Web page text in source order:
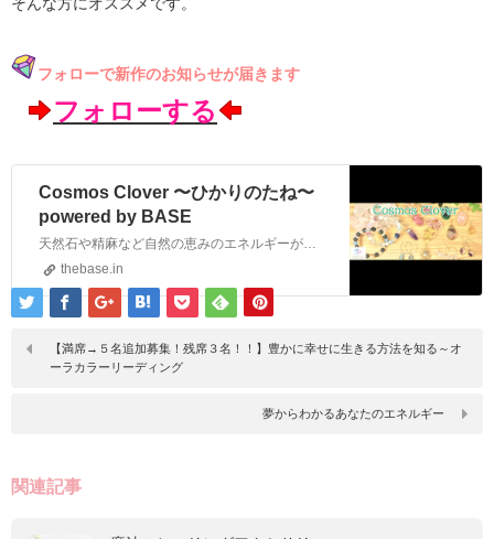
フォローで新作のお知らせが届きます
フォローする
Cosmos Clover 〜ひかりのたね〜
powered by BASE
thebase.in
【満席→５名追加募集！残席３名！！】豊かに幸せに生きる方法を知る～オ
ーラカラーリーディング
夢からわかるあなたのエネルギー
関連記事